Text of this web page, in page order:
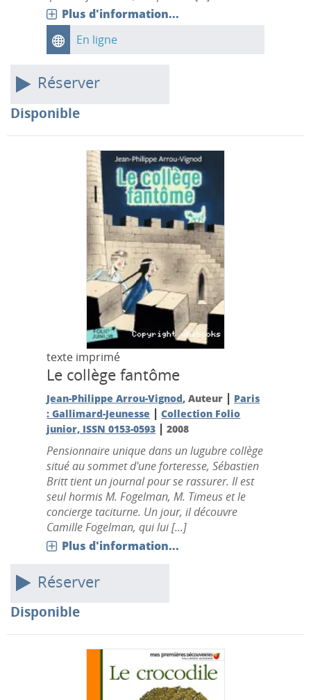
Plus d'information...
En ligne
Réserver
Disponible
texte imprimé
Le collège fantôme
Jean-Philippe Arrou-Vignod, Auteur | Paris
: Gallimard-Jeunesse |Collection Folio
junior, ISSN 0153-0593 |2008
Pensionnaire unique dans un lugubre collège
situé au sommet d'une forteresse, Sébastien
Britt tient un journal pour se rassurer. Il est
seul hormis M. Fogelman, M. Timeus et le
concierge taciturne. Un jour, il découvre
Camille Fogelman, qui lui [...]
Plus d'information...
Réserver
Disponible